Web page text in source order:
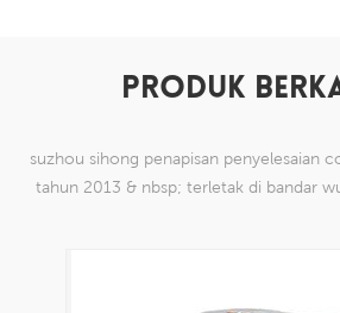
PRODUK
suzhou sihong penapisan penyelesaian
tahun 2013 & nbsp; terletak di bandar